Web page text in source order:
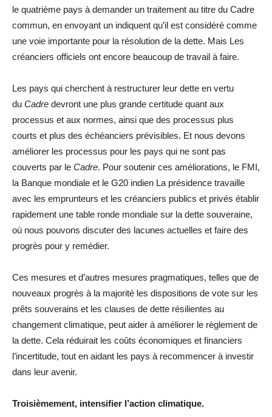
le quatrième pays à demander un traitement au titre du Cadre
commun, en envoyant un indiquent qu’il est considéré comme
une voie importante pour la résolution de la dette. Mais Les
créanciers officiels ont encore beaucoup de travail à faire.
Les pays qui cherchent à restructurer leur dette en vertu
du Cadre devront une plus grande certitude quant aux
processus et aux normes, ainsi que des processus plus
courts et plus des échéanciers prévisibles. Et nous devons
améliorer les processus pour les pays qui ne sont pas
couverts par le Cadre. Pour soutenir ces améliorations, le FMI,
la Banque mondiale et le G20 indien La présidence travaille
avec les emprunteurs et les créanciers publics et privés établir
rapidement une table ronde mondiale sur la dette souveraine,
où nous pouvons discuter des lacunes actuelles et faire des
progrès pour y remédier.
Ces mesures et d’autres mesures pragmatiques, telles que de
nouveaux progrès à la majorité les dispositions de vote sur les
prêts souverains et les clauses de dette résilientes au
changement climatique, peut aider à améliorer le règlement de
la dette. Cela réduirait les coûts économiques et financiers
l’incertitude, tout en aidant les pays à recommencer à investir
dans leur avenir.
Troisièmement, intensifier l’action climatique.